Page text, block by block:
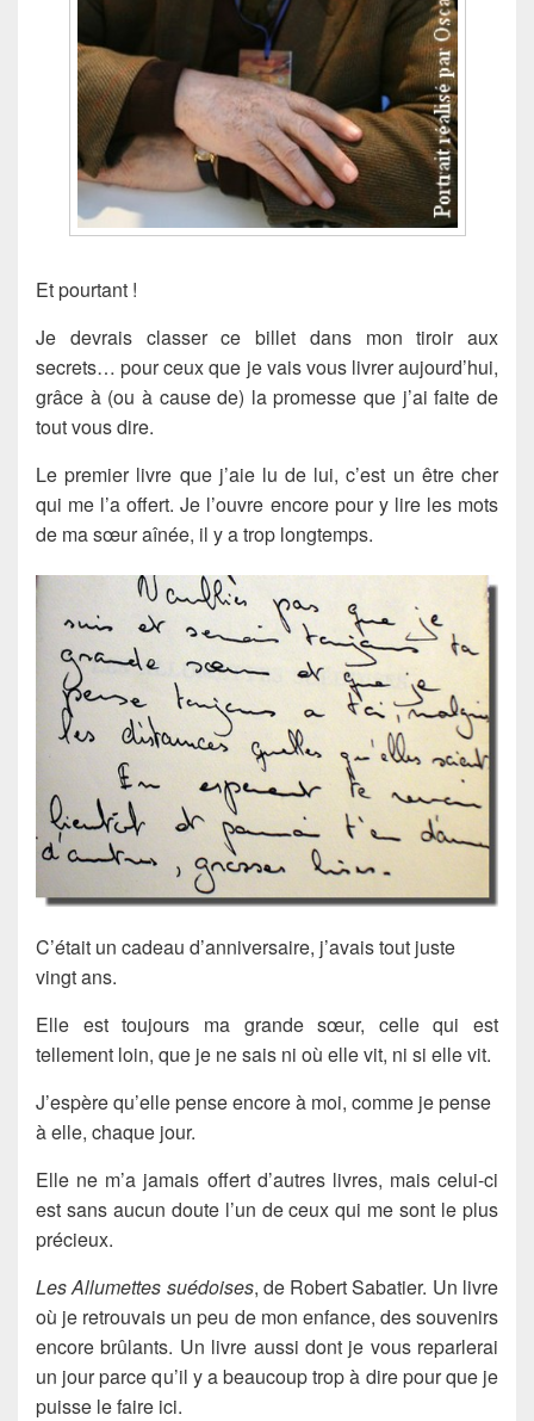
Et pourtant !
Je devrais classer ce billet dans mon tiroir aux
secrets… pour ceux que je vais vous livrer aujourd’hui,
grâce à (ou à cause de) la promesse que j’ai faite de
tout vous dire.
Le premier livre que j’aie lu de lui, c’est un être cher
qui me l’a offert. Je l’ouvre encore pour y lire les mots
de ma sœur aînée, il y a trop longtemps.
C’était un cadeau d’anniversaire, j’avais tout juste
vingt ans.
Elle est toujours ma grande sœur, celle qui est
tellement loin, que je ne sais ni où elle vit, ni si elle vit.
J’espère qu’elle pense encore à moi, comme je pense
à elle, chaque jour.
Elle ne m’a jamais offert d’autres livres, mais celui-ci
est sans aucun doute l’un de ceux qui me sont le plus
précieux.
Les Allumettes suédoises, de Robert Sabatier. Un livre
où je retrouvais un peu de mon enfance, des souvenirs
encore brûlants. Un livre aussi dont je vous reparlerai
un jour parce qu’il y a beaucoup trop à dire pour que je
puisse le faire ici.